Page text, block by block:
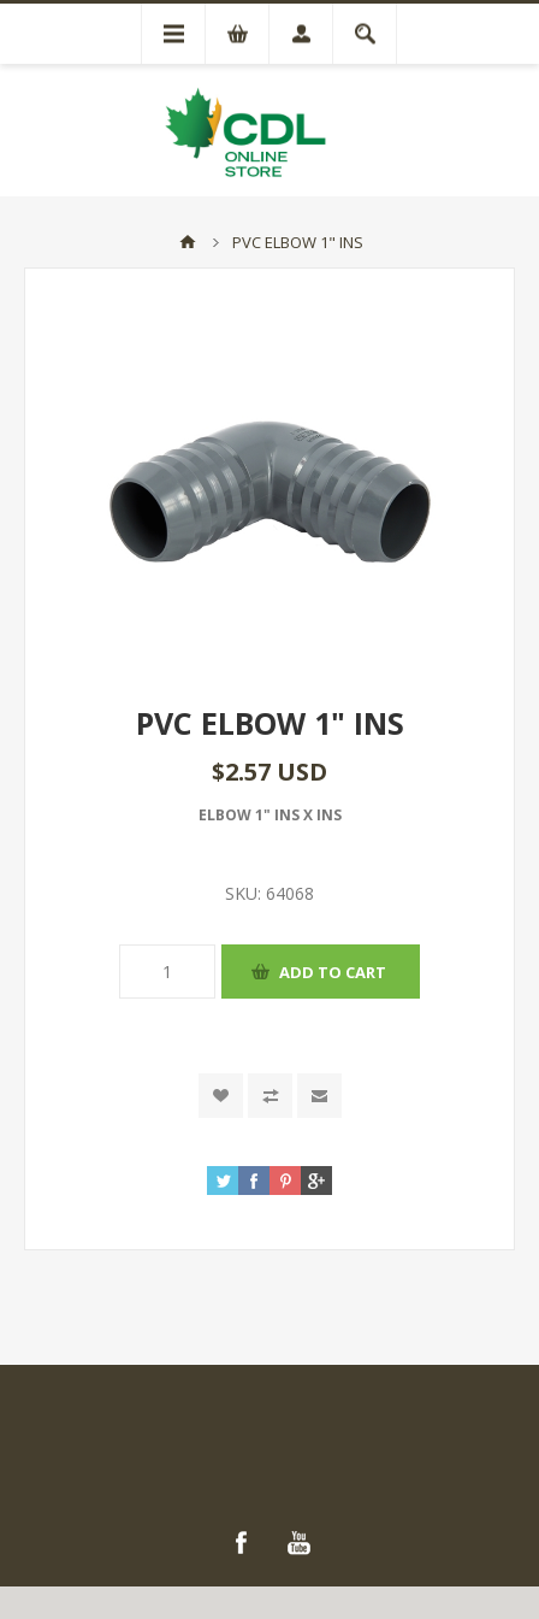
PVC ELBOW 1" INS
PVC ELBOW 1" INS
$2.57 USD
ELBOW 1" INS X INS
SKU: 64068